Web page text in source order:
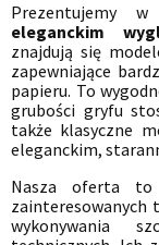
Prezentujemy
eleganckim
znajdują się
zapewniające
papieru. To
grubości gryfu
także klasyczne
eleganckim,
Nasza oferta to
zainteresowanych
wykonywania